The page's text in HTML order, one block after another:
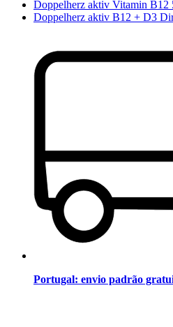
Doppelherz aktiv Vitamin B12
Doppelherz aktiv B12 + D3
Portugal: envio padrão